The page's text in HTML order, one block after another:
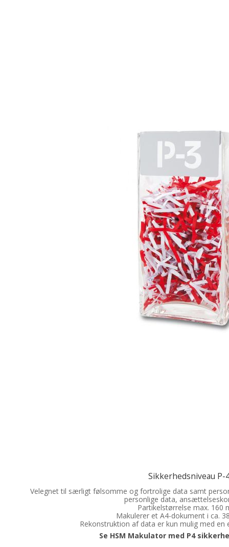
Sikkerhedsniveau P-
Velegnet til særligt følsomme og fortrolige data samt
personlige data,
Partikelstørrelse max. 160
Makulerer et A4-dokument i ca.
Rekonstruktion af data er kun mulig med
Se HSM Makulator med P4